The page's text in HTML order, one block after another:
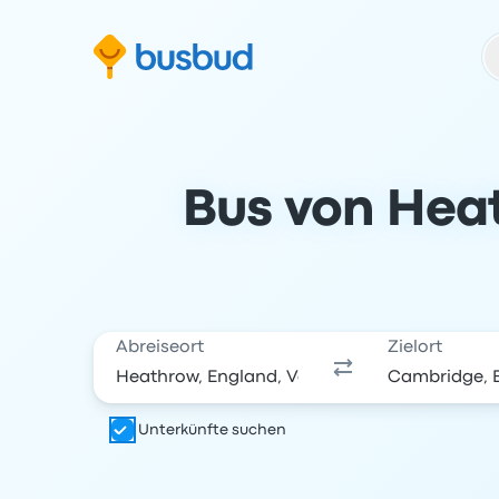
Bus von
Abreiseort Zielort
Unterkünfte suchen